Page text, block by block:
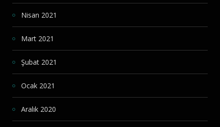
Nisan 2021
Mart 2021
Şubat 2021
Ocak 2021
Aralık 2020